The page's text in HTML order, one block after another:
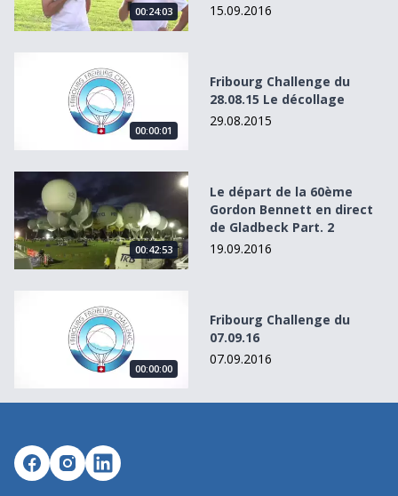
00:24:03
15.09.2016
00:00:01
Fribourg Challenge du
28.08.15 Le décollage
29.08.2015
Le départ de la 60ème Gordon Bennett en direct de
00:42:53
Le départ de la 60ème
Gordon Bennett en direct
de Gladbeck Part. 2
19.09.2016
00:00:00
Fribourg Challenge du
07.09.16
07.09.2016